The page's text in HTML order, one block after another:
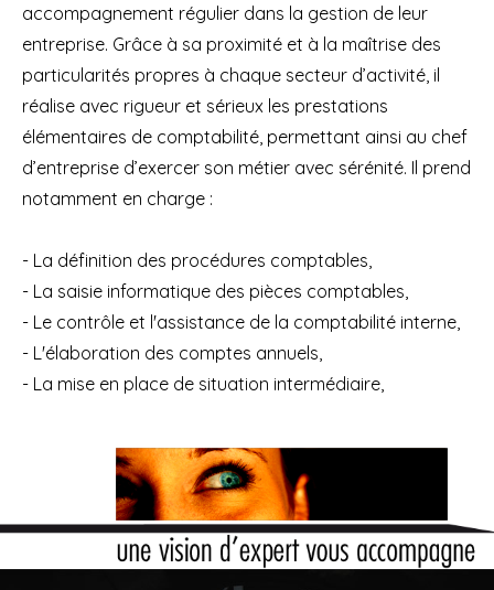
accompagnement régulier dans la gestion de leur
entreprise. Grâce à sa proximité et à la maîtrise des
particularités propres à chaque secteur d’activité, il
réalise avec rigueur et sérieux les prestations
élémentaires de comptabilité, permettant ainsi au chef
d’entreprise d’exercer son métier avec sérénité. Il prend
notamment en charge :
- La définition des procédures comptables,
- La saisie informatique des pièces comptables,
- Le contrôle et l'assistance de la comptabilité interne,
- L'élaboration des comptes annuels,
- La mise en place de situation intermédiaire,